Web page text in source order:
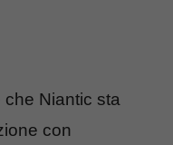
Niantic sta
con